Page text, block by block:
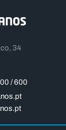
34
/ 600